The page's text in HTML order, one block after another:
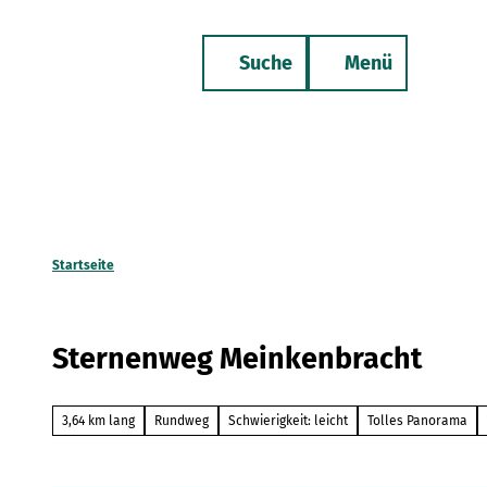
Suche Menü
Startseite
Sternenweg Meinkenbracht
3,64 km lang Rundweg Schwierigkeit: leicht Tolles Panorama